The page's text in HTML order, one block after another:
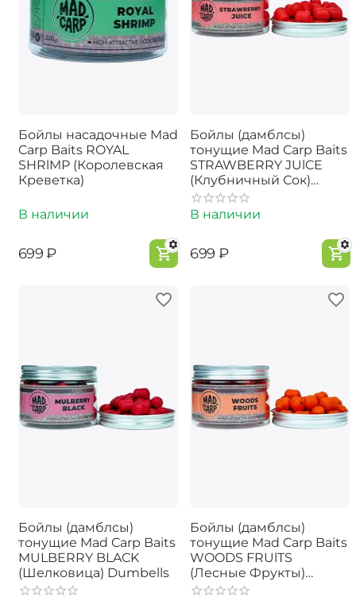
Бойлы насадочные Mad
Carp Baits ROYAL
SHRlMP (Королевская
Креветка)
В наличии
‍699‍ ₽
Бойлы (дамблсы)
тонущие Mad Carp Baits
STRAWBERRY JUlCE
(Клубничный Сок)
Dumbells
В наличии
‍699‍ ₽
Бойлы (дамблсы)
тонущие Mad Carp Baits
MULBERRY BLACK
(Шелковица) Dumbells
Бойлы (дамблсы)
тонущие Mad Carp Baits
WOODS FRUlTS
(Лесные Фрукты)
Dumbells